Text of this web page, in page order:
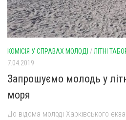
КОМІСІЯ У СПРАВАХ МОЛОДІ /ЛІТНІ
7.04.2019
Запрошуємо молодь у
моря
До відома молоді Харківського